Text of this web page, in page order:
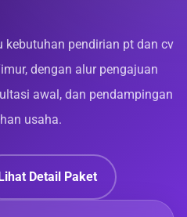
kebutuhan pendirian pt dan cv
dengan alur pengajuan
awal, dan pendampingan
usaha.
Detail Paket